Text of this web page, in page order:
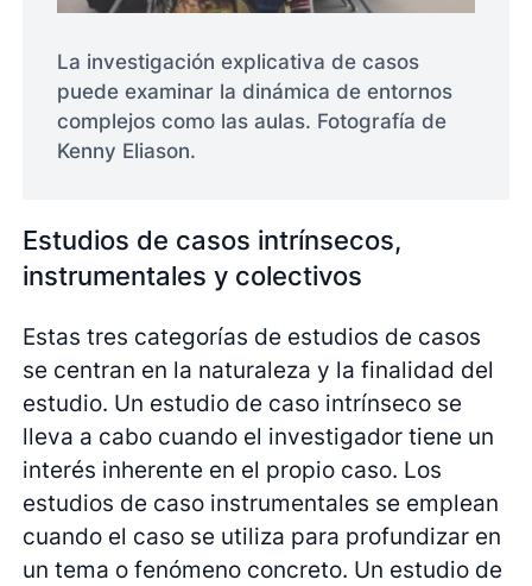
La investigación explicativa de casos
puede examinar la dinámica de entornos
complejos como las aulas. Fotografía de
Kenny Eliason.
Estudios de casos intrínsecos,
instrumentales y colectivos
Estas tres categorías de estudios de casos
se centran en la naturaleza y la finalidad del
estudio. Un estudio de caso intrínseco se
lleva a cabo cuando el investigador tiene un
interés inherente en el propio caso. Los
estudios de caso instrumentales se emplean
cuando el caso se utiliza para profundizar en
un tema o fenómeno concreto. Un estudio de